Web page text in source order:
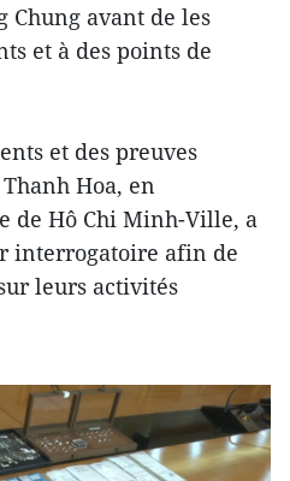
Chung avant de les
et à des points de
et des preuves
Hoa, en
de Hô Chi Minh-Ville, a
interrogatoire afin de
leurs activités